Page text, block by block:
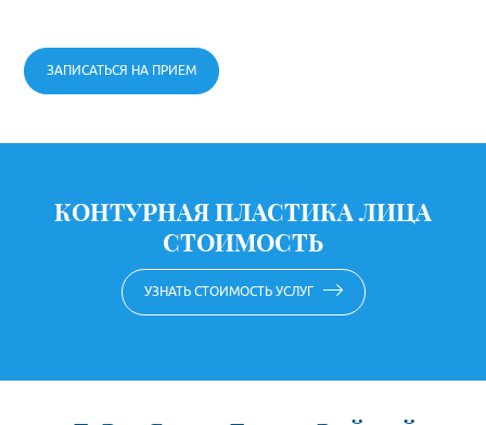
ЗАПИСАТЬСЯ НА ПРИЕМ
КОНТУРНАЯ ПЛАСТИКА ЛИЦА
СТОИМОСТЬ
УЗНАТЬ СТОИМОСТЬ УСЛУГ